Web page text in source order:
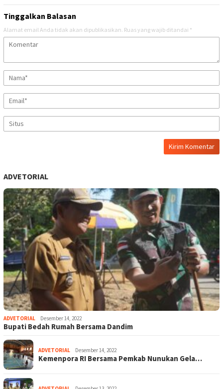
Tinggalkan Balasan
Alamat email Anda tidak akan dipublikasikan. Ruas yang wajib ditandai *
ADVETORIAL
ADVETORIAL Desember 14, 2022
Bupati Bedah Rumah Bersama Dandim
ADVETORIAL Desember 14, 2022
Kemenpora RI Bersama Pemkab Nunukan Gela…